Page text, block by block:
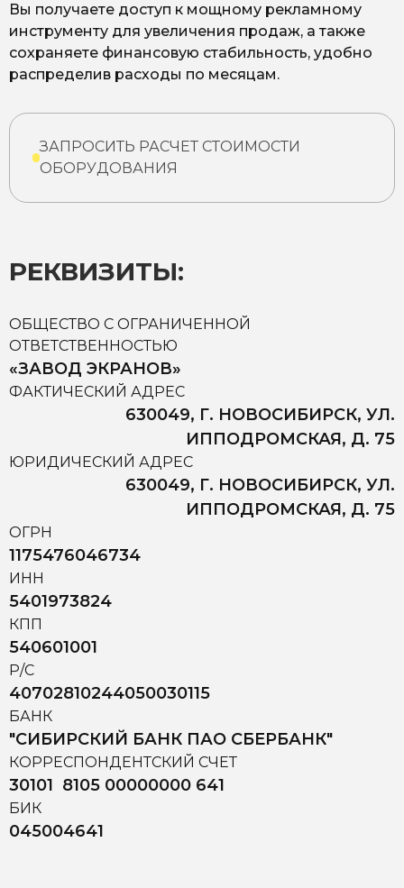
Вы получаете доступ к мощному рекламному
инструменту для увеличения продаж, а также
сохраняете финансовую стабильность, удобно
распределив расходы по месяцам.
ЗАПРОСИТЬ РАСЧЕТ СТОИМОСТИ
ОБОРУДОВАНИЯ
РЕКВИЗИТЫ:
ОБЩЕСТВО С ОГРАНИЧЕННОЙ
ОТВЕТСТВЕННОСТЬЮ
«ЗАВОД ЭКРАНОВ»
ФАКТИЧЕСКИЙ АДРЕС
630049, Г. НОВОСИБИРСК, УЛ.
ИППОДРОМСКАЯ, Д. 75
ЮРИДИЧЕСКИЙ АДРЕС
630049, Г. НОВОСИБИРСК, УЛ.
ИППОДРОМСКАЯ, Д. 75
ОГРН
1175476046734
ИНН
5401973824
КПП
540601001
Р/С
40702810244050030115
БАНК
"СИБИРСКИЙ БАНК ПАО СБЕРБАНК"
КОРРЕСПОНДЕНТСКИЙ СЧЕТ
30101 8105 00000000 641
БИК
045004641